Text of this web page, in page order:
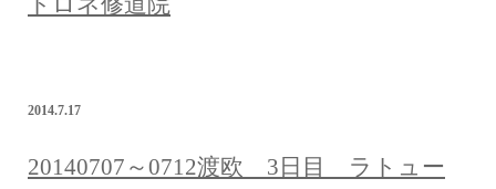
2014.7.17
20140707～0712渡欧 3日目 ラトュー